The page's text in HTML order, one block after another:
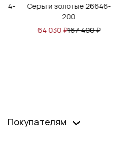
Серьги золотые 26646-
200
64 030₽167 400₽
Покупателям